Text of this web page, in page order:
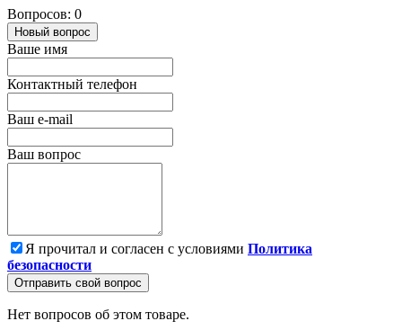
Вопросов: 0
Новый вопрос
Ваше имя
Контактный телефон
Ваш e-mail
Ваш вопрос
Я прочитал и согласен с условиями Политика
безопасности
Отправить свой вопрос
Нет вопросов об этом товаре.